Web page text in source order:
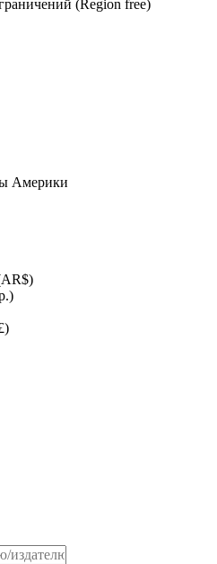
(Region free)
Америки